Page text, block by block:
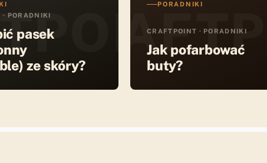
PORADNIKI
pasek
ze skóry?
PORADNIKI
CRAFTPOINT · PORADNIKI
Jak pofarbować
buty?